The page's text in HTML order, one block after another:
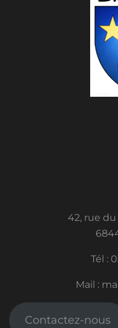
42, rue du
Tél :
Mail :
Contactez-nous